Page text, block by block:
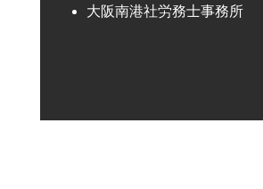
大阪南港社労務士事務所